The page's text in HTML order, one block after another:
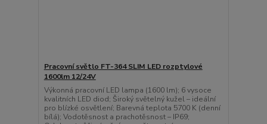
Pracovní světlo FT-364 SLIM LED rozptylové
1600lm 12/24V
Výkonná pracovní LED lampa (1600 lm); 6 vysoce
kvalitních LED diod; Široký světelný kužel – ideální
pro blízké osvětlení; Barevná teplota 5700 K (denní
bílá); Vodotěsnost a prachotěsnost – IP69;